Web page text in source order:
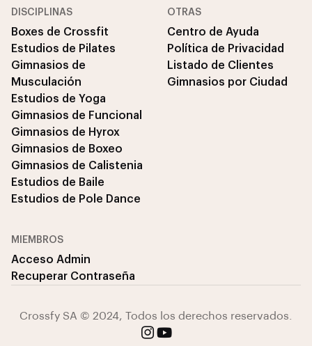
DISCIPLINAS
Boxes de Crossfit
Estudios de Pilates
Gimnasios de
Musculación
Estudios de Yoga
Gimnasios de Funcional
Gimnasios de Hyrox
Gimnasios de Boxeo
Gimnasios de Calistenia
Estudios de Baile
Estudios de Pole Dance
OTRAS
Centro de Ayuda
Política de Privacidad
Listado de Clientes
Gimnasios por Ciudad
MIEMBROS
Acceso Admin
Recuperar Contraseña
Crossfy SA © 2024, Todos los derechos reservados.